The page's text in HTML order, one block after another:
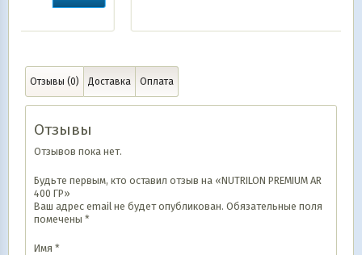
Отзывы (0) Доставка Оплата
Отзывы
Отзывов пока нет.
Будьте первым, кто оставил отзыв на «NUTRILON PREMIUM AR
400 ГР»
Ваш адрес email не будет опубликован. Обязательные поля
помечены *
Имя *